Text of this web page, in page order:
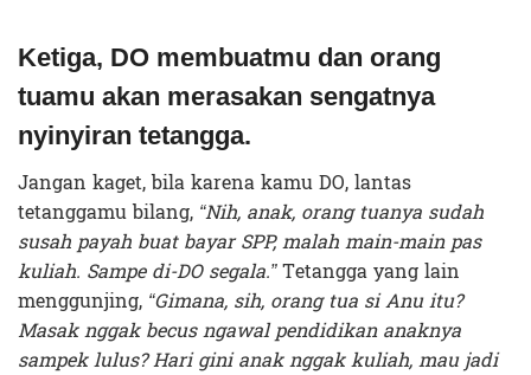
Ketiga, DO membuatmu dan orang
tuamu akan merasakan sengatnya
nyinyiran tetangga.
Jangan kaget, bila karena kamu DO, lantas
tetanggamu bilang, “Nih, anak, orang tuanya sudah
susah payah buat bayar SPP, malah main-main pas
kuliah. Sampe di-DO segala.”Tetangga yang lain
menggunjing, “Gimana, sih, orang tua si Anu itu?
Masak nggak becus ngawal pendidikan anaknya
sampek lulus? Hari gini anak nggak kuliah, mau jadi